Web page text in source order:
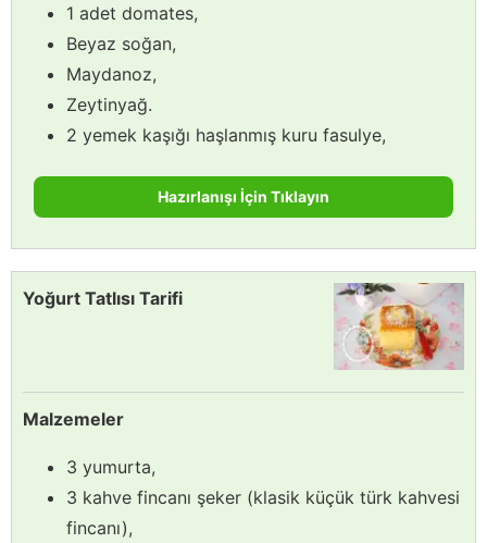
1 adet domates,
Beyaz soğan,
Maydanoz,
Zeytinyağ.
2 yemek kaşığı haşlanmış kuru fasulye,
Hazırlanışı İçin Tıklayın
Yoğurt Tatlısı Tarifi
Malzemeler
3 yumurta,
3 kahve fincanı şeker (klasik küçük türk kahvesi
fincanı),